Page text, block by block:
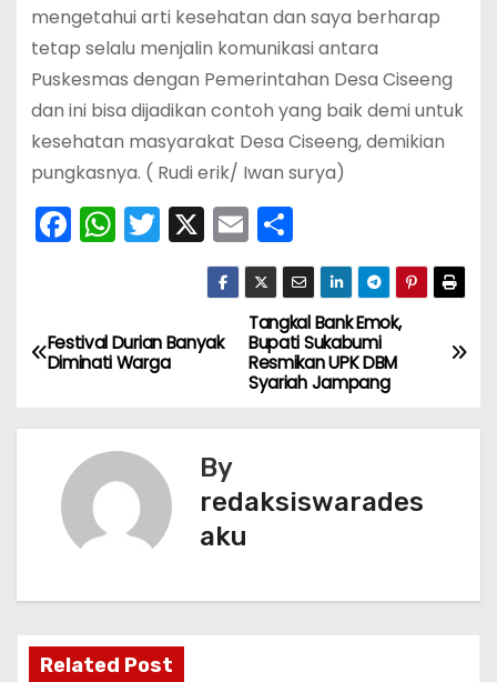
mengetahui arti kesehatan dan saya berharap
tetap selalu menjalin komunikasi antara
Puskesmas dengan Pemerintahan Desa Ciseeng
dan ini bisa dijadikan contoh yang baik demi untuk
kesehatan masyarakat Desa Ciseeng, demikian
pungkasnya. ( Rudi erik/ Iwan surya)
F
a
e
b
o
k
W
h
ts
A
p
T
w
er
X E
m
ai
l
S
h
ar
e
N
a
v
s
Tangkal Bank Emok,
Bupati Sukabumi
Resmikan UPK DBM
Syariah Jampang
Festival Durian Banyak
Diminati Warga
By
redaksiswarades
aku
Related Post